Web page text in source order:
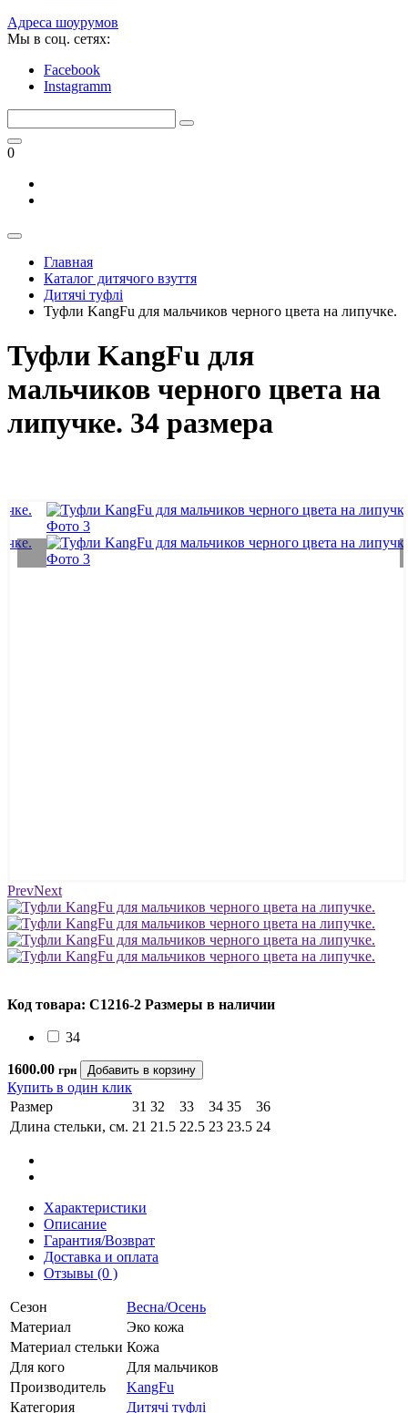
Адреса шоурумов
Мы в соц. сетях:
Facebook
Instagramm
0
Главная
Каталог дитячого взуття
Дитячі туфлі
Туфли KangFu для мальчиков черного цвета на липучке.
Туфли KangFu для
мальчиков черного цвета на
липучке. 34 размера
PrevNext
Код товара: C1216-2 Размеры в наличии
34
1600.00 грн
Купить в один клик
Размер
31 32 33 34 35
36
Длина стельки, см. 21 21.5 22.5 23 23.5 24
Характеристики
Описание
Гарантия/Возврат
Доставка и оплата
Отзывы (0 )
Сезон
Весна/Осень
Материал
Эко кожа
Материал стельки Кожа
Для кого
Для мальчиков
Производитель
KangFu
Категория
Дитячі туфлі